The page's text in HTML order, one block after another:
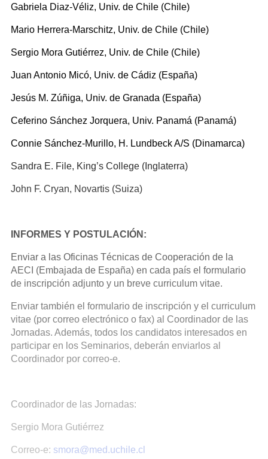
Gabriela Diaz-Véliz, Univ. de Chile (Chile)
Mario Herrera-Marschitz, Univ. de Chile (Chile)
Sergio Mora Gutiérrez, Univ. de Chile (Chile)
Juan Antonio Micó, Univ. de Cádiz (España)
Jesús M. Zúñiga, Univ. de Granada (España)
Ceferino Sánchez Jorquera, Univ. Panamá (Panamá)
Connie Sánchez-Murillo, H. Lundbeck A/S (Dinamarca)
Sandra E. File, King’s College (Inglaterra)
John F. Cryan, Novartis (Suiza)
INFORMES Y POSTULACIÓN:
Enviar a las Oficinas Técnicas de Cooperación de la
AECI (Embajada de España) en cada país el formulario
de inscripción adjunto y un breve curriculum vitae.
Enviar también el formulario de inscripción y el curriculum
vitae (por correo electrónico o fax) al Coordinador de las
Jornadas. Además, todos los candidatos interesados en
participar en los Seminarios, deberán enviarlos al
Coordinador por correo-e.
Coordinador de las Jornadas:
Sergio Mora Gutiérrez
Correo-e: smora@med.uchile.cl